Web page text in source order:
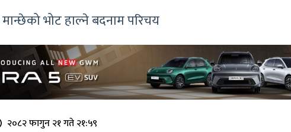
भोट हाल्ने बदनाम परिचय
२०८२ फागुन २१ गते २१:५९